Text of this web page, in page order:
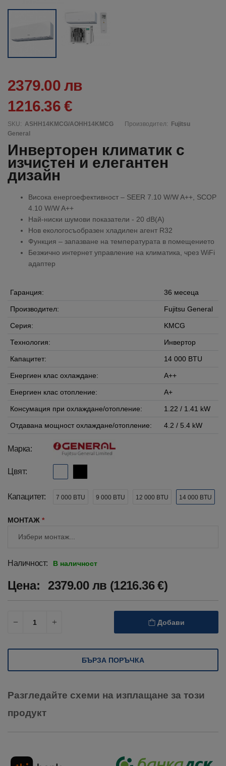
2379.00 лв
1216.36 €
SKU: ASHH14KMCG/AOHH14KMCG Производител:
Fujitsu
General
Инверторен климатик с
изчистен и елегантен
дизайн
Висока енергоефeктивност – SEER 7.10 W/W A++, SCOP
4.10 W/W A++
Най-ниски шумови показатели - 20 dB(A)
Нов екологосъобразен хладилен агент R32
Функция – запазване на температурата в помещението
Безжично интернет управление на климатика, чрез WiFi
адаптер
Гаранция: 36 месеца
Производител: Fujitsu General
Серия: KMCG
Технология: Инвертор
Капацитет: 14 000 BTU
Енергиен клас охлаждане: A++
Енергиен клас отопление: A+
Консумация при охлаждане/отопление: 1.22 / 1.41 kW
Отдавана мощност охлаждане/отопление: 4.2 / 5.4 kW
Марка:
Цвят:
Капацитет: 7 000 BTU 9 000 BTU 12 000 BTU 14 000 BTU
МОНТАЖ *
Наличност: В наличност
Цена: 2379.00 лв (1216.36 €)
Добави
БЪРЗА ПОРЪЧКА
Разгледайте схеми на изплащане за този
продукт